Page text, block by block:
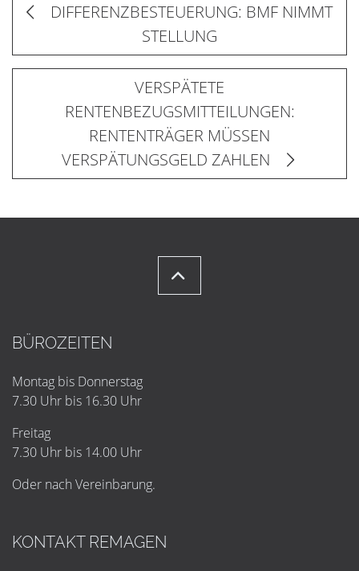
DIFFERENZBESTEUERUNG: BMF NIMMT
STELLUNG
VERSPÄTETE
RENTENBEZUGSMITTEILUNGEN:
RENTENTRÄGER MÜSSEN
VERSPÄTUNGSGELD ZAHLEN
BÜROZEITEN
Montag bis Donnerstag
7.30 Uhr bis 16.30 Uhr
Freitag
7.30 Uhr bis 14.00 Uhr
Oder nach Vereinbarung.
KONTAKT REMAGEN